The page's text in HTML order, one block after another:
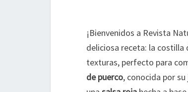
¡Bienvenidos a Revista
deliciosa receta: la costilla
texturas, perfecto para
de puerco, conocida por